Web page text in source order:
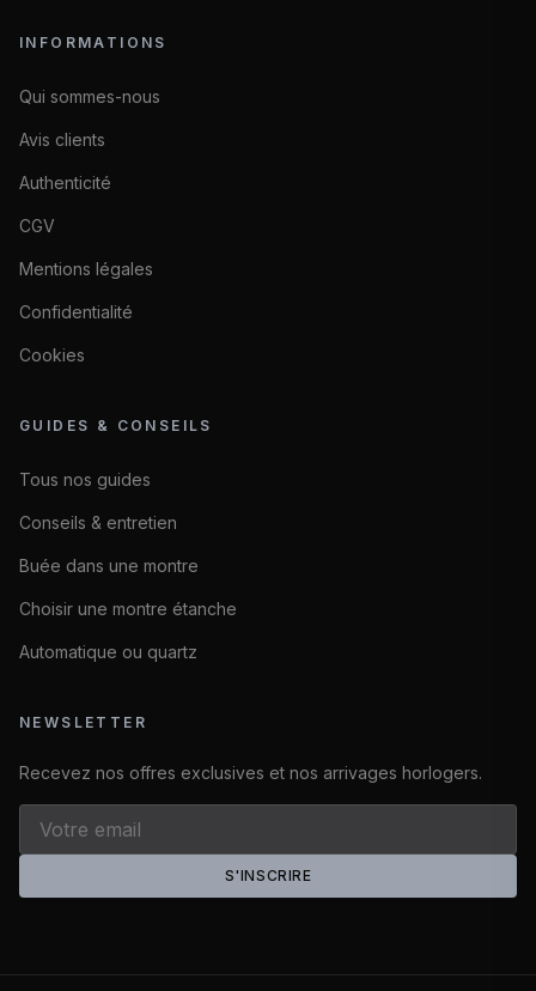
INFORMATIONS
Qui sommes-nous
Avis clients
Authenticité
CGV
Mentions légales
Confidentialité
Cookies
GUIDES & CONSEILS
Tous nos guides
Conseils & entretien
Buée dans une montre
Choisir une montre étanche
Automatique ou quartz
NEWSLETTER
Recevez nos offres exclusives et nos arrivages horlogers.
S'INSCRIRE